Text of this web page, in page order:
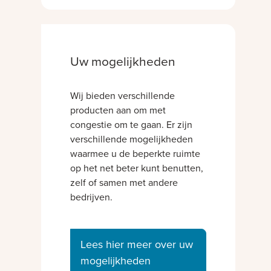
Uw mogelijkheden
Wij bieden verschillende
producten aan om met
congestie om te gaan. Er zijn
verschillende mogelijkheden
waarmee u de beperkte ruimte
op het net beter kunt benutten,
zelf of samen met andere
bedrijven.
Lees hier meer over uw
mogelijkheden